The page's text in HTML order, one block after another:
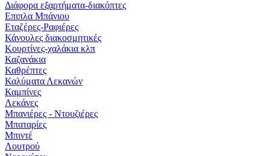
Διάφορα εξαρτήματα-διακόπτες
Επιπλα Μπάνιου
Εταζέρες-Ραφιέρες
Κάνουλες διακοσμητικές
Κουρτίνες-χαλάκια κλπ
Καζανάκια
Καθρέπτες
Καλύματα Λεκανών
Καμπίνες
Λεκάνες
Μπανιέρες - Ντουζιέρες
Μπαταρίες
Μπιντέ
Λουτρού